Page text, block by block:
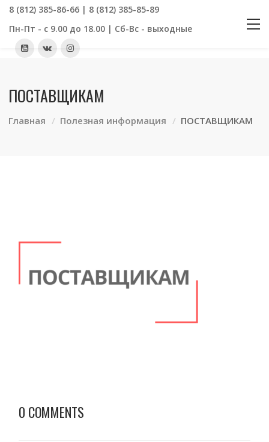
8 (812) 385-86-66 | 8 (812) 385-85-89
Пн-Пт - с 9.00 до 18.00 | Сб-Вс - выходные
ПОСТАВЩИКАМ
Главная Полезная информация ПОСТАВЩИКАМ
0 COMMENTS